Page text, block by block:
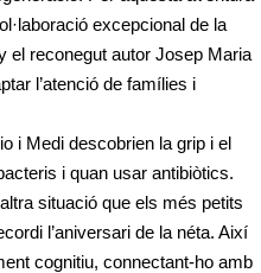
excepcional de la
el reconegut autor Josep Maria
l’atenció de famílies i
i Medi descobrien la grip i el
i quan usar antibiòtics.
situació que els més petits
l’aniversari de la néta. Així
cognitiu, connectant-ho amb